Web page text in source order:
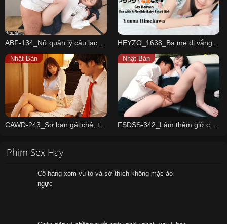
Nhật Bản
CAWD-243_Sợ bạn gái chê, thanh niên nhờ chị dạy làm tình và cái kết
Nhật Bản
FSDSS-342_Làm thêm giờ cùng em thư ký nuột nà
Phim Sex Hay
Cô hàng xóm vú to và sở thích không mặc áo
ngực